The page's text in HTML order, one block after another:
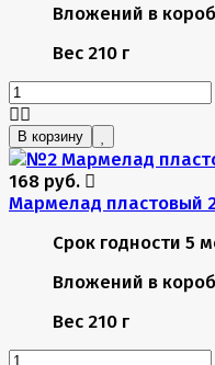
Вложений в
Вес 210 г
В корзину
168 руб.
Мармелад пластовый
Срок годности 5
Вложений в
Вес 210 г